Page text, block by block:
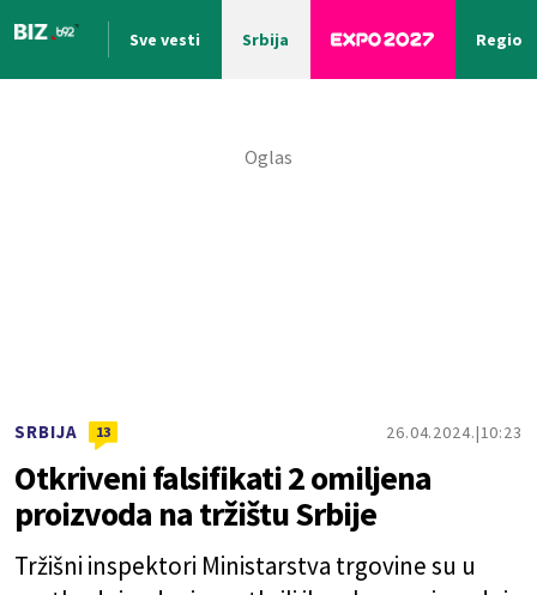
Sve vesti Srbija Region
SRBIJA 13 26.04.2024. 10:23
Otkriveni falsifikati 2 omiljena
proizvoda na tržištu Srbije
Tržišni inspektori Ministarstva trgovine su u